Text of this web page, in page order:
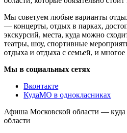
Мы советуем любые варианты
— концерты, отдых в парках,
экскурсий, места, куда можно
театры, шоу, спортивные
отдыха и отдыха с семьей, и многое
Мы в социальных сетях
Вконтакте
КудаМО в однокласниках
Афиша Московской области — куда
области